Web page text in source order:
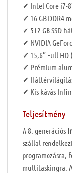
✔ Intel Core i7-
✔ 16 GB DDR4
✔ 512 GB SSD
✔ NVIDIA
✔ 15,6″ Full HD
✔ Prémium
✔
✔ Kis kávás
Teljesítmény
A 8. generációs
szállal
programozásra,
multitaskingra.